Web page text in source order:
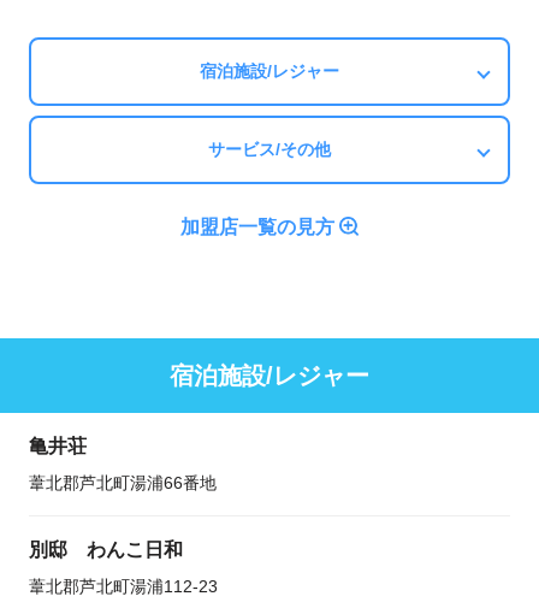
宿泊施設/レジャー
サービス/その他
加盟店一覧の見方
宿泊施設/レジャー
亀井荘
葦北郡芦北町湯浦66番地
別邸 わんこ日和
葦北郡芦北町湯浦112-23